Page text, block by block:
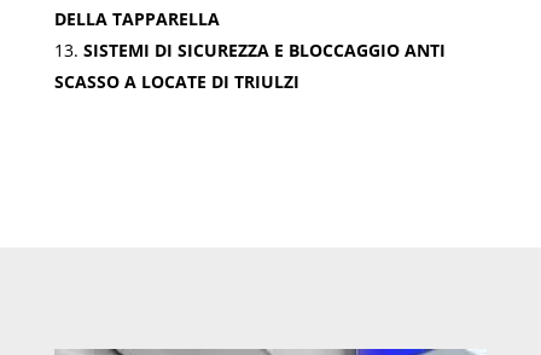
DELLA TAPPARELLA
SISTEMI DI SICUREZZA E BLOCCAGGIO ANTI
SCASSO A LOCATE DI TRIULZI